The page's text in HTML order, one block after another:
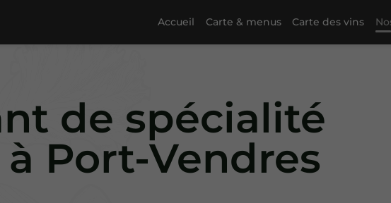
Accueil Carte & menus Carte des vins
de spécialité
Port-Vendres